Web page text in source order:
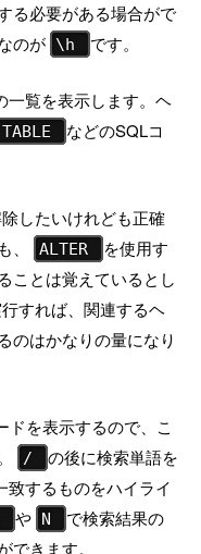
る必要がある場合がで
のが \h です。
一覧を表示します。ヘ
などのSQLコ
したいけれども正確
、
ALTER
を使用す
ことは覚えているとし
すれば、関連するヘ
のはかなりの量になり
を表示するので、こ
/
の後に検索単語を
致するものをハイライ
や N
で検索結果の
きます。